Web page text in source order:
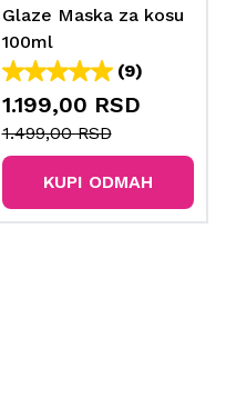
Glaze Maska za kosu
100ml
(9)
1.199,00 RSD
1.499,00 RSD
KUPI ODMAH